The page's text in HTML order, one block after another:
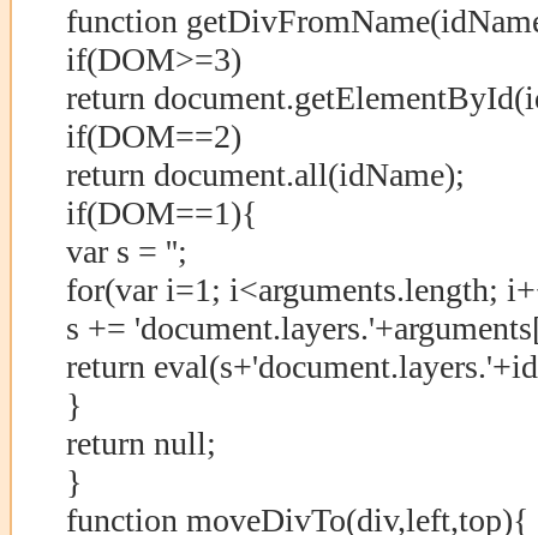
function
if(DOM>=3)
return
if(DOM==2)
return document.all(idName);
if(DOM==1){
var s = '';
for(var i=1; i<arguments.length;
s +=
return
}
return null;
}
function moveDivTo(div,left,top){